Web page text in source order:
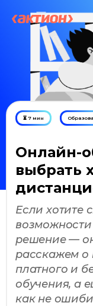
⏳ 7 мин
Онлайн-
выбрать
Если хотите
решение —
расскажем о
платного и
обучения, а
как не